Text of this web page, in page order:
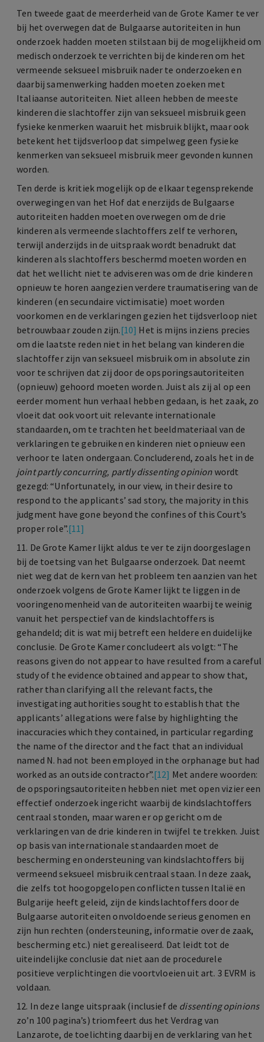
Ten tweede gaat de meerderheid van de Grote Kamer te ver
bij het overwegen dat de Bulgaarse autoriteiten in hun
onderzoek hadden moeten stilstaan bij de mogelijkheid om
medisch onderzoek te verrichten bij de kinderen om het
vermeende seksueel misbruik nader te onderzoeken en
daarbij samenwerking hadden moeten zoeken met
Italiaanse autoriteiten. Niet alleen hebben de meeste
kinderen die slachtoffer zijn van seksueel misbruik geen
fysieke kenmerken waaruit het misbruik blijkt, maar ook
betekent het tijdsverloop dat simpelweg geen fysieke
kenmerken van seksueel misbruik meer gevonden kunnen
worden.
Ten derde is kritiek mogelijk op de elkaar tegensprekende
overwegingen van het Hof dat enerzijds de Bulgaarse
autoriteiten hadden moeten overwegen om de drie
kinderen als vermeende slachtoffers zelf te verhoren,
terwijl anderzijds in de uitspraak wordt benadrukt dat
kinderen als slachtoffers beschermd moeten worden en
dat het wellicht niet te adviseren was om de drie kinderen
opnieuw te horen aangezien verdere traumatisering van de
kinderen (en secundaire victimisatie) moet worden
voorkomen en de verklaringen gezien het tijdsverloop niet
betrouwbaar zouden zijn.[10] Het is mijns inziens precies
om die laatste reden niet in het belang van kinderen die
slachtoffer zijn van seksueel misbruik om in absolute zin
voor te schrijven dat zij door de opsporingsautoriteiten
(opnieuw) gehoord moeten worden. Juist als zij al op een
eerder moment hun verhaal hebben gedaan, is het zaak, zo
vloeit dat ook voort uit relevante internationale
standaarden, om te trachten het beeldmateriaal van de
verklaringen te gebruiken en kinderen niet opnieuw een
verhoor te laten ondergaan. Concluderend, zoals het in de
joint partly concurring, partly dissenting opinion wordt
gezegd: “Unfortunately, in our view, in their desire to
respond to the applicants’ sad story, the majority in this
judgment have gone beyond the confines of this Court’s
proper role”.[11]
11. De Grote Kamer lijkt aldus te ver te zijn doorgeslagen
bij de toetsing van het Bulgaarse onderzoek. Dat neemt
niet weg dat de kern van het probleem ten aanzien van het
onderzoek volgens de Grote Kamer lijkt te liggen in de
vooringenomenheid van de autoriteiten waarbij te weinig
vanuit het perspectief van de kindslachtoffers is
gehandeld; dit is wat mij betreft een heldere en duidelijke
conclusie. De Grote Kamer concludeert als volgt: “The
reasons given do not appear to have resulted from a careful
study of the evidence obtained and appear to show that,
rather than clarifying all the relevant facts, the
investigating authorities sought to establish that the
applicants’ allegations were false by highlighting the
inaccuracies which they contained, in particular regarding
the name of the director and the fact that an individual
named N. had not been employed in the orphanage but had
worked as an outside contractor”.[12] Met andere woorden:
de opsporingsautoriteiten hebben niet met open vizier een
effectief onderzoek ingericht waarbij de kindslachtoffers
centraal stonden, maar waren er op gericht om de
verklaringen van de drie kinderen in twijfel te trekken. Juist
op basis van internationale standaarden moet de
bescherming en ondersteuning van kindslachtoffers bij
vermeend seksueel misbruik centraal staan. In deze zaak,
die zelfs tot hoogopgelopen conflicten tussen Italië en
Bulgarije heeft geleid, zijn de kindslachtoffers door de
Bulgaarse autoriteiten onvoldoende serieus genomen en
zijn hun rechten (ondersteuning, informatie over de zaak,
bescherming etc.) niet gerealiseerd. Dat leidt tot de
uiteindelijke conclusie dat niet aan de procedurele
positieve verplichtingen die voortvloeien uit art. 3 EVRM is
voldaan.
12. In deze lange uitspraak (inclusief de dissenting opinions
zo’n 100 pagina’s) triomfeert dus het Verdrag van
Lanzarote, de toelichting daarbij en de verklaring van het